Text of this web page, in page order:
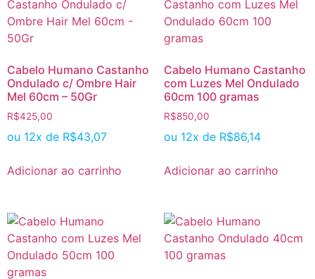
Cabelo Humano Castanho
Ondulado c/ Ombre Hair
Mel 60cm – 50Gr
R$425,00
ou 12x de R$43,07
Adicionar ao carrinho
Cabelo Humano Castanho
com Luzes Mel Ondulado
60cm 100 gramas
R$850,00
ou 12x de R$86,14
Adicionar ao carrinho